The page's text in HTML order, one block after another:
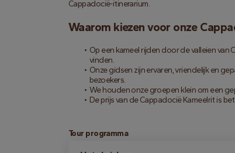
Cappadocië-itinerarium.
Waarom kiezen voor onze
Op een kameel rijden door de valleien
vinden.
Onze gidsen zijn ervaren, vriendelijk en
bezoekers.
We houden onze groepen klein om een
De prijs van de Cappadocië Kameelrit is
Tour programma